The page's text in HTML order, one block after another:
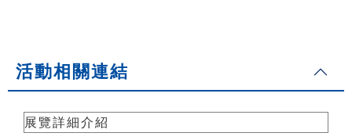
活動相關連結
展覽詳細介紹